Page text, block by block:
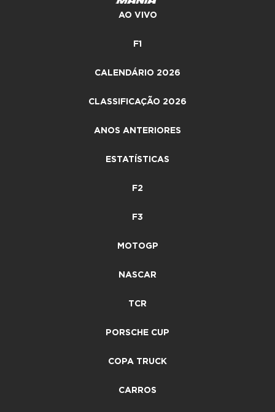
AO VIVO
F1
CALENDÁRIO 2026
CLASSIFICAÇÃO 2026
ANOS ANTERIORES
ESTATÍSTICAS
F2
F3
MOTOGP
NASCAR
TCR
PORSCHE CUP
COPA TRUCK
CARROS